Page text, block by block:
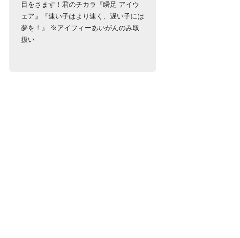
目をさます！君のチカラ『瞬足 アイウ
ェア』『速い子はより速く、遅い子には
夢を！』 ※アイフィーあいがんのみ取
扱い